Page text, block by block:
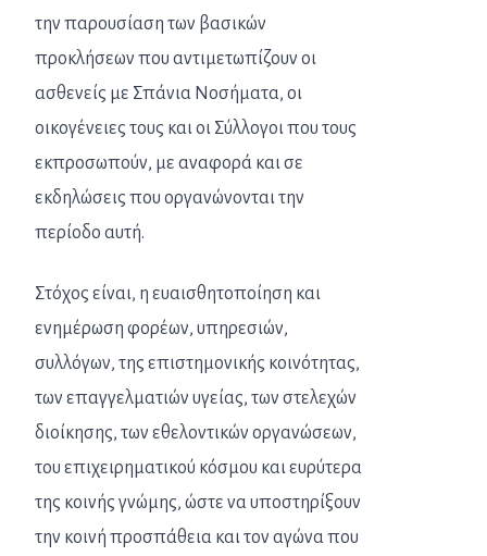
την παρουσίαση των βασικών
προκλήσεων που αντιμετωπίζουν οι
ασθενείς με Σπάνια Νοσήματα, οι
οικογένειες τους και οι Σύλλογοι που τους
εκπροσωπούν, με αναφορά και σε
εκδηλώσεις που οργανώνονται την
περίοδο αυτή.
Στόχος είναι, η ευαισθητοποίηση και
ενημέρωση φορέων, υπηρεσιών,
συλλόγων, της επιστημονικής κοινότητας,
των επαγγελματιών υγείας, των στελεχών
διοίκησης, των εθελοντικών οργανώσεων,
του επιχειρηματικού κόσμου και ευρύτερα
της κοινής γνώμης, ώστε να υποστηρίξουν
την κοινή προσπάθεια και τον αγώνα που